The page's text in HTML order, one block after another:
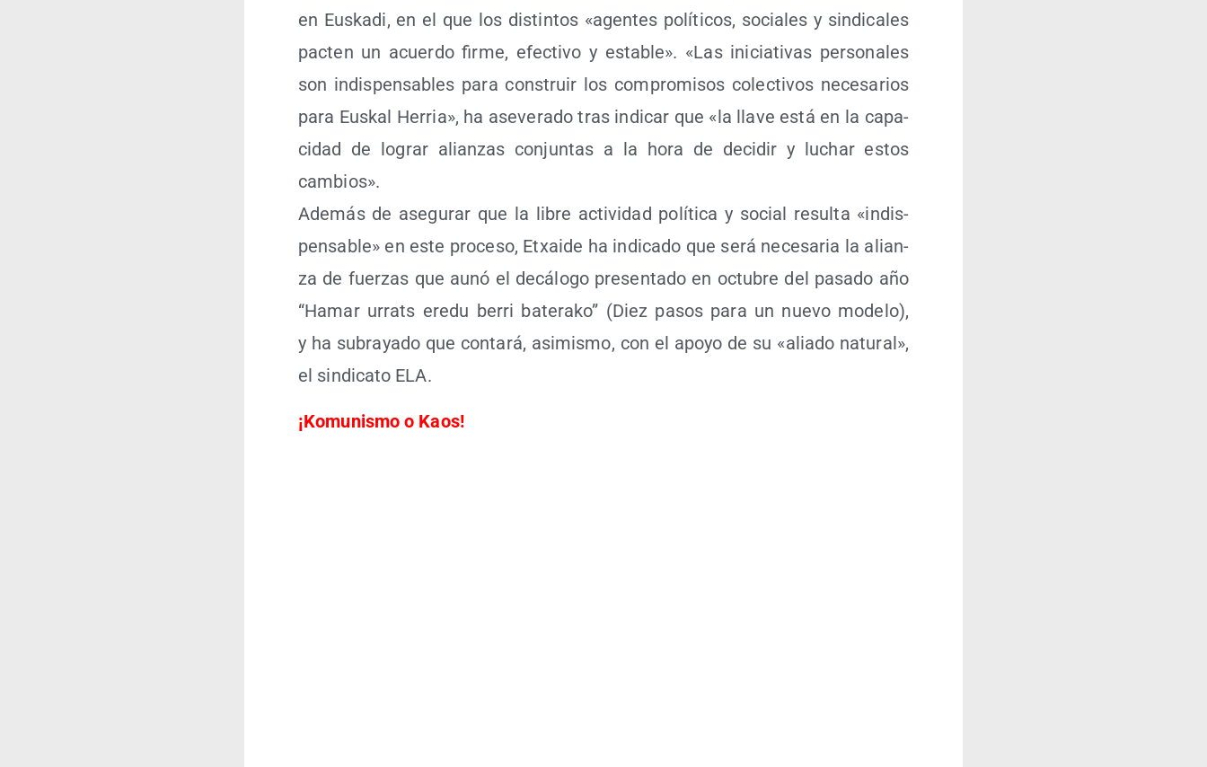
en Eus­ka­di, en el que los dis­tin­tos «agen­tes polí­ti­cos, socia­les y sin­di­ca­les
pac­ten un acuer­do fir­me, efec­ti­vo y esta­ble». «Las ini­cia­ti­vas per­so­na­les
son indis­pen­sa­bles para cons­truir los com­pro­mi­sos colec­ti­vos nece­sa­rios
para Eus­kal Herria», ha ase­ve­ra­do tras indi­car que «la lla­ve está en la capa­
ci­dad de lograr alian­zas con­jun­tas a la hora de deci­dir y luchar estos
cambios».
Ade­más de ase­gu­rar que la libre acti­vi­dad polí­ti­ca y social resul­ta «indis­
pen­sa­ble» en este pro­ce­so, Etxai­de ha indi­ca­do que será nece­sa­ria la alian­
za de fuer­zas que aunó el decá­lo­go pre­sen­ta­do en octu­bre del pasa­do año
“Hamar urrats ere­du berri bate­ra­ko” (Diez pasos para un nue­vo mode­lo),
y ha sub­ra­ya­do que con­ta­rá, asi­mis­mo, con el apo­yo de su «alia­do natu­ral»,
el sin­di­ca­to ELA.
¡Komu­nis­mo o Kaos!